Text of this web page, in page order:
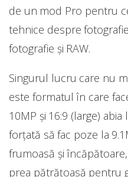
de un mod Pro pentru
tehnice despre
fotografie și RAW.
Singurul lucru care nu
este formatul în care
10MP și 16:9 (large)
forțată să fac poze la
frumoasă și
prea pătrățoasă pentru